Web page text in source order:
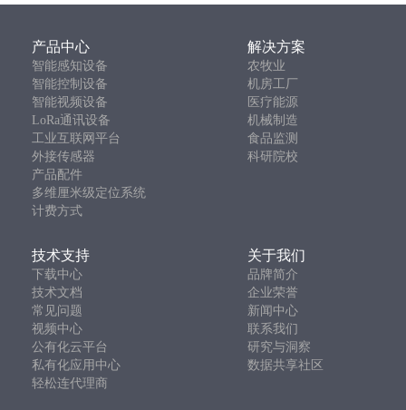
产品中心 解决方案
智能感知设备
农牧业
智能控制设备
机房工厂
智能视频设备
医疗能源
LoRa通讯设备
机械制造
工业互联网平台
食品监测
外接传感器
科研院校
产品配件
多维厘米级定位系统
计费方式
技术支持 关于我们
下载中心
品牌简介
技术文档
企业荣誉
常见问题
新闻中心
视频中心
联系我们
公有化云平台
研究与洞察
私有化应用中心
数据共享社区
轻松连代理商